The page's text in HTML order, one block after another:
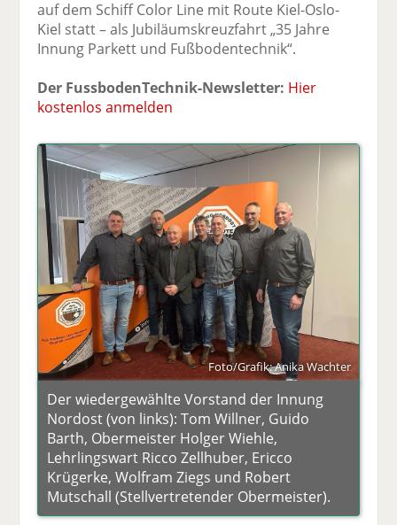
auf dem Schiff Color Line mit Route Kiel-Oslo-
Kiel statt – als Jubiläumskreuzfahrt „35 Jahre
Innung Parkett und Fußbodentechnik“.
Der FussbodenTechnik-Newsletter: Hier
kostenlos anmelden
Foto/Grafik: Anika Wachter
Der wiedergewählte Vorstand der Innung
Nordost (von links): Tom Willner, Guido
Barth, Obermeister Holger Wiehle,
Lehrlingswart Ricco Zellhuber, Ericco
Krügerke, Wolfram Ziegs und Robert
Mutschall (Stellvertretender Obermeister).